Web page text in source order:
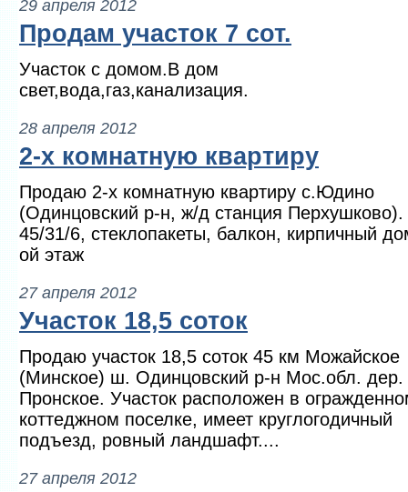
29 апреля 2012
Продам участок 7 сот.
Участок с домом.В дом
свет,вода,газ,канализация.
28 апреля 2012
2-х комнатную квартиру
Продаю 2-х комнатную квартиру с.Юдино
(Одинцовский р-н, ж/д станция Перхушково).
45/31/6, стеклопакеты, балкон, кирпичный
ой этаж
27 апреля 2012
Участок 18,5 соток
Продаю участок 18,5 соток 45 км Можайское
(Минское) ш. Одинцовский р-н Мос.обл. дер.
Пронское. Участок расположен в
коттеджном поселке, имеет круглогодичный
подъезд, ровный ландшафт....
27 апреля 2012